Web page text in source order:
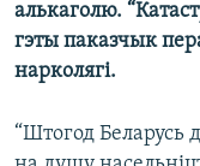
алькаголю.
гэты паказчык
нарколягі.
“Штогод Беларусь